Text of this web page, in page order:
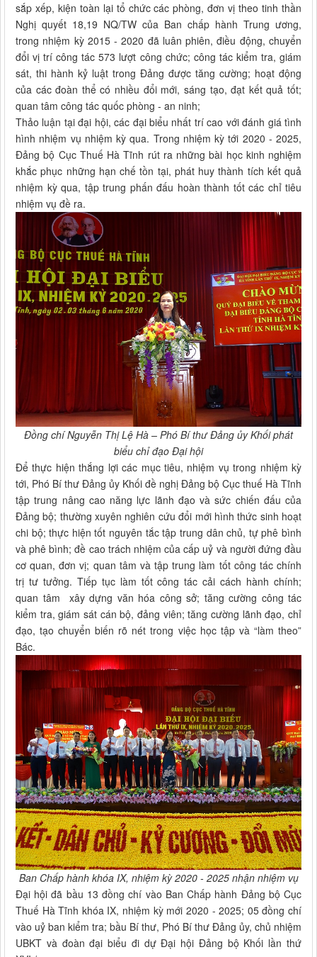
sắp xếp, kiện toàn lại tổ chức các phòng, đơn vị theo tinh thần
Nghị quyết 18,19 NQ/TW của Ban chấp hành Trung ương,
trong nhiệm kỳ 2015 - 2020 đã luân phiên, điều động, chuyển
đổi vị trí công tác 573 lượt công chức; công tác kiểm tra, giám
sát, thi hành kỷ luật trong Đảng được tăng cường; hoạt động
của các đoàn thể có nhiều đổi mới, sáng tạo, đạt kết quả tốt;
quan tâm công tác quốc phòng - an ninh;
Thảo luận tại đại hội, các đại biểu nhất trí cao với đánh giá tình
hình nhiệm vụ nhiệm kỳ qua. Trong nhiệm kỳ tới 2020 - 2025,
Đảng bộ Cục Thuế Hà Tĩnh rút ra những bài học kinh nghiệm
khắc phục những hạn chế tồn tại, phát huy thành tích kết quả
nhiệm kỳ qua, tập trung phấn đấu hoàn thành tốt các chỉ tiêu
nhiệm vụ đề ra.
Đồng chí Nguyễn Thị Lệ Hà – Phó Bí thư Đảng ủy Khối phát
biểu chỉ đạo Đại hội
Để thực hiện thắng lợi các mục tiêu, nhiệm vụ trong nhiệm kỳ
tới, Phó Bí thư Đảng ủy Khối đề nghị Đảng bộ Cục thuế Hà Tĩnh
tập trung nâng cao năng lực lãnh đạo và sức chiến đấu của
Đảng bộ; thường xuyên nghiên cứu đổi mới hình thức sinh hoạt
chi bộ; thực hiện tốt nguyên tắc tập trung dân chủ, tự phê bình
và phê bình; đề cao trách nhiệm của cấp uỷ và người đứng đầu
cơ quan, đơn vị; quan tâm và tập trung làm tốt công tác chính
trị tư tưởng. Tiếp tục làm tốt công tác cải cách hành chính;
quan tâm xây dựng văn hóa công sở; tăng cường công tác
kiểm tra, giám sát cán bộ, đảng viên; tăng cường lãnh đạo, chỉ
đạo, tạo chuyển biến rõ nét trong việc học tập và “làm theo”
Bác.
Ban Chấp hành khóa IX, nhiệm kỳ 2020 - 2025 nhận nhiệm vụ
Đại hội đã bầu 13 đồng chí vào Ban Chấp hành Đảng bộ Cục
Thuế Hà Tĩnh khóa IX, nhiệm kỳ mới 2020 - 2025; 05 đồng chí
vào uỷ ban kiểm tra; bầu Bí thư, Phó Bí thư Đảng ủy, chủ nhiệm
UBKT và đoàn đại biểu đi dự Đại hội Đảng bộ Khối lần thứ